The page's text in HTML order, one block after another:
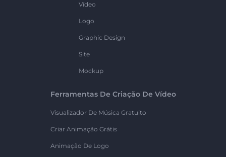
Vídeo
Logo
Graphic Design
Site
Mockup
Ferramentas De Criação De Vídeo
Visualizador De Música Gratuito
Criar Animação Grátis
Animação De Logo